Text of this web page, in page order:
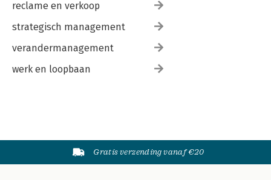
reclame en verkoop
strategisch management
verandermanagement
werk en loopbaan
Gratis verzending vanaf €20